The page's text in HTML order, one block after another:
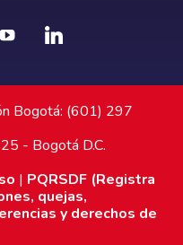
Bogotá: (601) 297
- Bogotá D.C.
| PQRSDF (Registra
quejas,
y derechos de